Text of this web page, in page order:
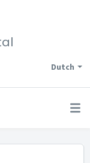
Dutch